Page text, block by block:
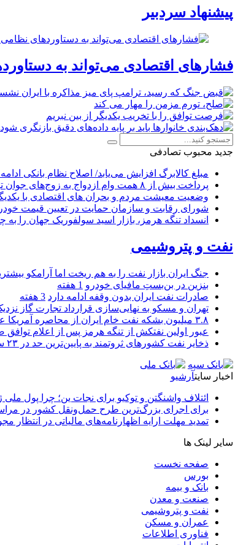
پیشنهاد سردبیر
فشارهای اقتصادی می‌تواند به
جدید محبوب تصادفی
مبلغ کالابرگ افزایش می‌یابد/ اصلاح نظام بانکی
پرداخت بیش از ۸ همت وام ازدواج به زوج‌های جوان توسط بانک ملی ایران
وضعیت معیشت مردم و بحران های اقتصادی با یکدیگر
شورای رقابت و سازمان حمایت در تعیین قیمت
انسداد تنگه هرمز، بازار اسید سولفوریک جهان را
نفت و پتروشیمی
جنگ ایران بازار نفت را به هم ریخت اما آرامکو
بنزین در بن‌بستِ مافیای خودرو 1 هفته
صادرات نفت ایران بدون وقفه ادامه دارد 3 هفته
تهران و مسکو به نهایی‌سازی قرارداد تجارت گاز
۳.۸ میلیون بشکه نفت خام ایران از محاصره آمریکا عبور کرد
عبور اولین نفتکش از تنگه هرمز پس از اعلام توافق
ذخایر نفت کشورهای ثروتمند به پایین‌ترین حد در ۲۳ سال گذشته رسید
اخبار سایتآرشیو
ائتلاف واشنگتن و توکیو برای نجات ین؛ چرا پول
برای اجرای بزرگ‌ترین طرح حمل‌ونقل کشور در
تمدید مهلت ارایه اظهارنامه‌های مالیاتی در انتظار
سایر لینک ها
صفحه نخست
بورس
بانک و بیمه
صنعت و معدن
نفت و پتروشیمی
عمران و مسکن
فناوری اطلاعات